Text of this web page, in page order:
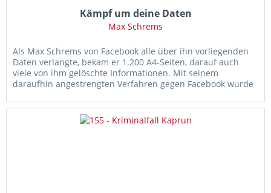
Kämpf um deine Daten
Max Schrems
Als Max Schrems von Facebook alle über ihn vorliegenden
Daten verlangte, bekam er 1.200 A4-Seiten, darauf auch
viele von ihm gelöschte Informationen. Mit seinem
daraufhin angestrengten Verfahren gegen Facebook wurde